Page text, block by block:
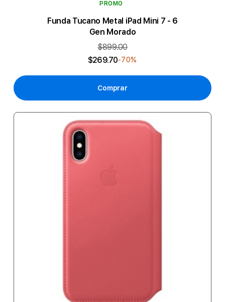
PROMO
Funda Tucano Metal iPad Mini 7 - 6
Gen Morado
$899.00
$269.70-70%
Comprar